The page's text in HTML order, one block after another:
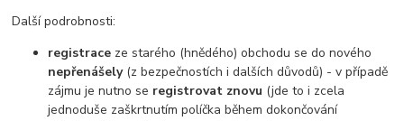
Další podrobnosti:
registrace ze starého (hnědého) obchodu se do nového
nepřenášely(z bezpečnostích i dalších důvodů) - v případě
zájmu je nutno se registrovat znovu (jde to i zcela
jednoduše zaškrtnutím políčka během dokončování